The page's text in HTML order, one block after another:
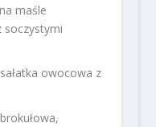
maśle
soczystymi
owocowa z